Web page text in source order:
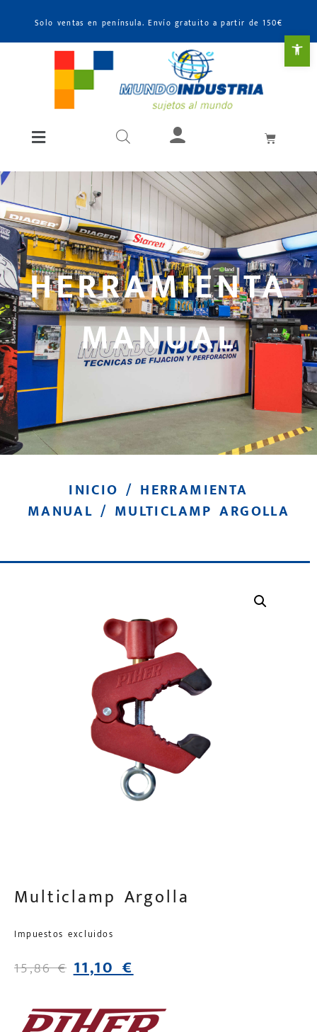
Solo ventas en península. Envío gratuito a partir de 150€
HERRAMIENTA
MANUAL
INICIO / HERRAMIENTA
MANUAL / MULTICLAMP ARGOLLA
Multiclamp Argolla
Impuestos excluidos
15,86€ 11,10€